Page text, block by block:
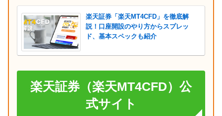
楽天証券「楽天MT4CFD」を徹底解
説！口座開設のやり方からスプレッ
ド、基本スペックも紹介
楽天証券（楽天MT4CFD）公
式サイト